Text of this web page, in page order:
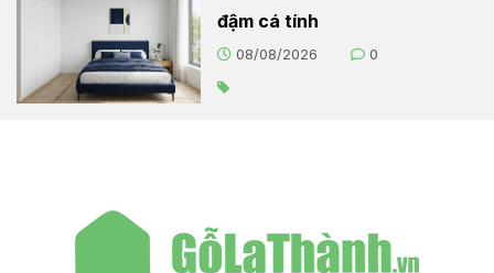
đậm cá tính
08/08/2026 0